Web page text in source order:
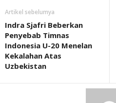
Artikel sebelumya
Indra Sjafri Beberkan
Penyebab Timnas
Indonesia U-20 Menelan
Kekalahan Atas
Uzbekistan